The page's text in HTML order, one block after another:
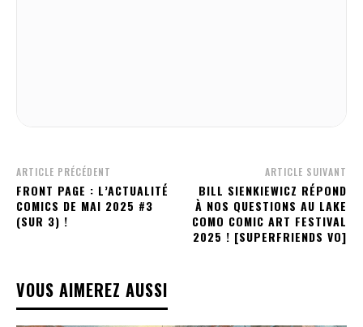
ARTICLE PRÉCÉDENT
FRONT PAGE : L’ACTUALITÉ
COMICS DE MAI 2025 #3
(SUR 3) !
ARTICLE SUIVANT
BILL SIENKIEWICZ RÉPOND
À NOS QUESTIONS AU LAKE
COMO COMIC ART FESTIVAL
2025 ! [SUPERFRIENDS VO]
VOUS AIMEREZ AUSSI